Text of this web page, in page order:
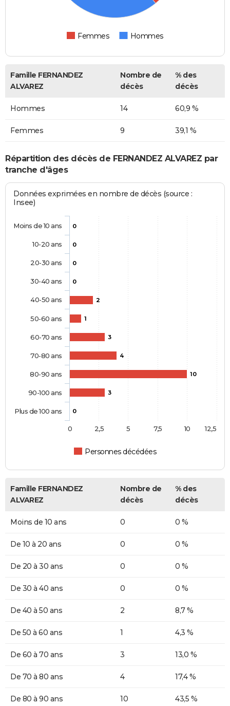
Femmes Hommes
Famille FERNANDEZ
ALVAREZ
Nombre de
décès
% des
décès
Hommes 14 60,9 %
Femmes 9 39,1 %
Répartition des décès de FERNANDEZ ALVAREZ par
tranche d'âges
Données exprimées en nombre de décès (source :
Insee)
0
0
0
0
2
1
3
4
10
3
0
Personnes décédées
Moins de 10 ans
10-20 ans
20-30 ans
30-40 ans
40-50 ans
50-60 ans
60-70 ans
70-80 ans
80-90 ans
90-100 ans
Plus de 100 ans
0 10
2,5 5 7,5 12,5
Famille FERNANDEZ
ALVAREZ
Nombre de
décès
% des
décès
Moins de 10 ans 0 0 %
De 10 à 20 ans 0 0 %
De 20 à 30 ans 0 0 %
De 30 à 40 ans 0 0 %
De 40 à 50 ans 2 8,7 %
De 50 à 60 ans 1 4,3 %
De 60 à 70 ans 3 13,0 %
De 70 à 80 ans 4 17,4 %
De 80 à 90 ans 10 43,5 %